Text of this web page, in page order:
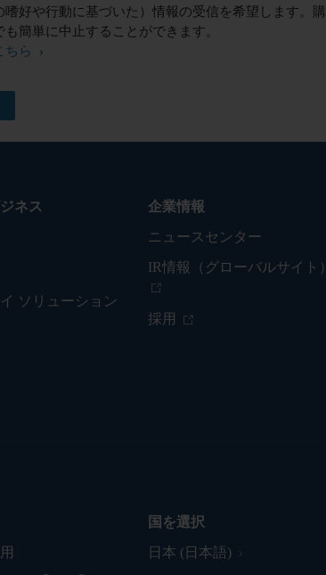
嗜好や行動に基づいた）情報の受信を希望します。購
も簡単に中止することができます。
ちら
ネス
ソリューション
企業情報
ニュースセンター
IR情報（グローバルサイト）
採用
国を選択
日本 (日本語)